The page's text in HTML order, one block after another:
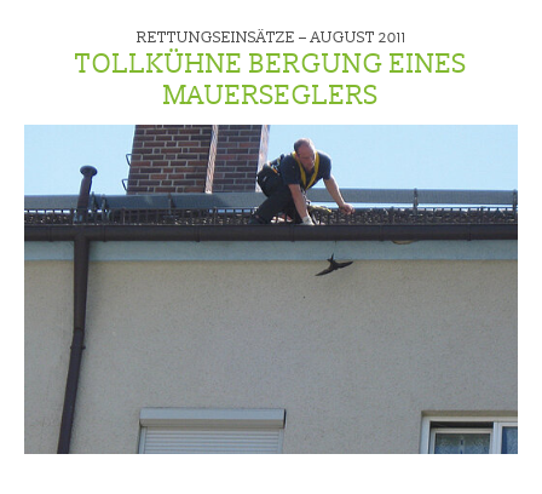
RETTUNGSEINSÄTZE –AUGUST 2011
TOLLKÜHNE BERGUNG EINES
MAUERSEGLERS